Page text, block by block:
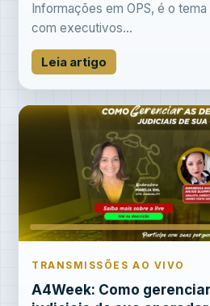
Informações em OPS, é o
com executivos...
Leia artigo
TRANSMISSÕES AO VIVO
A4Week: Como